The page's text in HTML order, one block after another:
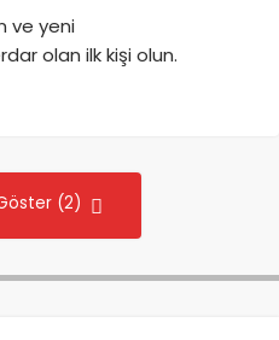
ve yeni
olan ilk kişi olun.
(2)